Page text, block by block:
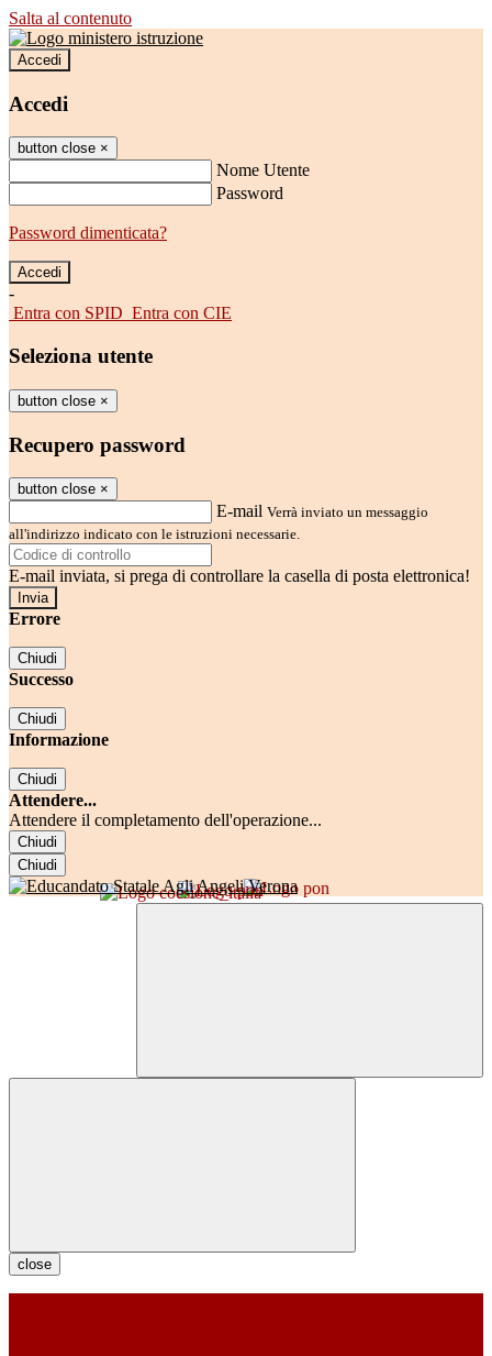
Salta al contenuto
Accedi
Accedi
button close ×
Nome Utente
Password
Password dimenticata?
-
Entra con SPID Entra con CIE
Seleziona utente
button close ×
Recupero password
button close ×
E-mail Verrà inviato un messaggio
all'indirizzo indicato con le istruzioni necessarie.
E-mail inviata, si prega di controllare la casella di posta elettronica!
Errore
Chiudi
Successo
Chiudi
Informazione
Chiudi
Attendere...
Attendere il completamento dell'operazione...
Chiudi
Chiudi
close